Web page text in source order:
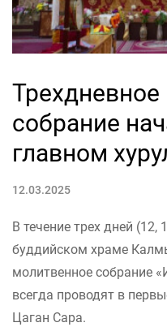
собрание
главном
12.03.2025
В течение трех дней
буддийском храме
молитвенное собрание
всегда проводят в
Цаган Сара.